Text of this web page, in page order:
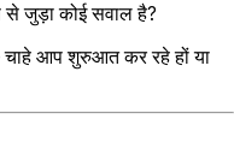
जुड़ा कोई सवाल है?
चाहे आप शुरुआत कर रहे हों या